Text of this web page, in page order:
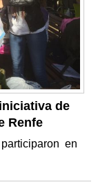
de
Renfe
en